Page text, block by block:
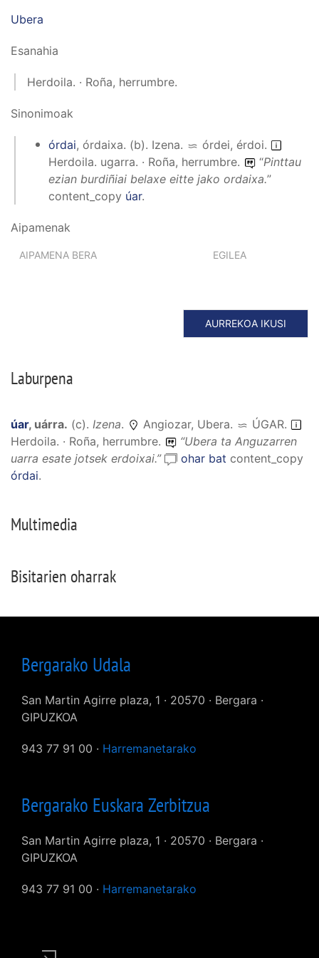
Ubera
Esanahia
Herdoila. · Roña, herrumbre.
Sinonimoak
órdai, órdaixa. (b). Izena. órdei, érdoi.
Herdoila. ugarra. · Roña, herrumbre.
“Pinttau
ezian burdiñiai belaxe eitte jako ordaixa.”
content_copy úar.
Aipamenak
AIPAMENA BERA EGILEA
AURREKOA IKUSI
Laburpena
úar, uárra. (c). Izena. Angiozar, Ubera. ÚGAR.
Herdoila. · Roña, herrumbre.
“Ubera ta Anguzarren
uarra esate jotsek erdoixai.” ohar bat content_copy
órdai.
Multimedia
Bisitarien oharrak
Bergarako Udala
San Martin Agirre plaza, 1 · 20570 · Bergara ·
GIPUZKOA
943 77 91 00 · Harremanetarako
Bergarako Euskara Zerbitzua
San Martin Agirre plaza, 1 · 20570 · Bergara ·
GIPUZKOA
943 77 91 00 · Harremanetarako
User